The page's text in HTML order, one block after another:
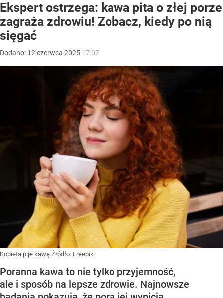
Ekspert ostrzega: kawa pita o złej porze
zagraża zdrowiu! Zobacz, kiedy po nią
sięgać
Dodano: 12 czerwca 2025 17:07
Kobieta pije kawę Źródło: Freepik
Poranna kawa to nie tylko przyjemność,
ale i sposób na lepsze zdrowie. Najnowsze